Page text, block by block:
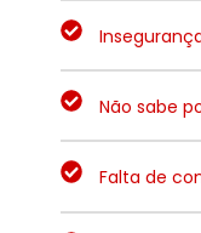
Não sabe
Falta de